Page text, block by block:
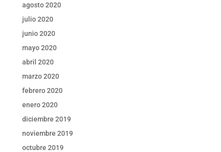
agosto 2020
julio 2020
junio 2020
mayo 2020
abril 2020
marzo 2020
febrero 2020
enero 2020
diciembre 2019
noviembre 2019
octubre 2019